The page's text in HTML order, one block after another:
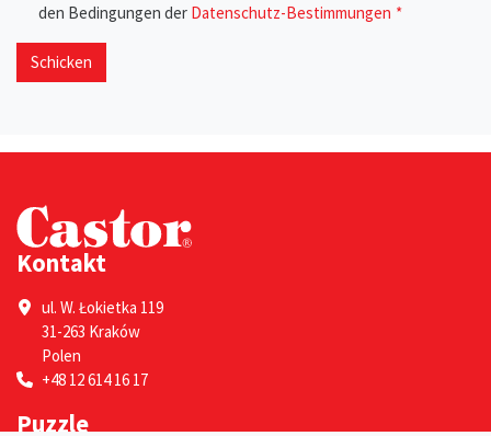
den Bedingungen der Datenschutz-Bestimmungen
Schicken
Kontakt
ul. W. Łokietka 119
31-263 Kraków
Polen
+48 12 614 16 17
Puzzle